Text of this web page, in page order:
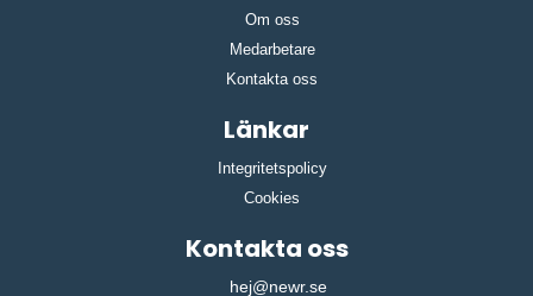
Om oss
Medarbetare
Kontakta oss
Länkar
Integritetspolicy
Cookies
Kontakta oss
hej@newr.se